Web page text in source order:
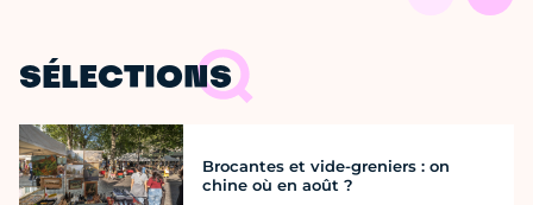
SÉLECTIONS
Brocantes et vide-greniers : on
chine où en août ?